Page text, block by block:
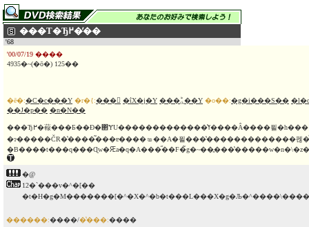
���T�Ђ߂��̓�
'68
'00/07/19 ����
4935�~(�ō�) 125��
�ē�:�C�c���Y �r�{:��� �ΐX�j�Y ���ؕۑ��Y �o��:�g�i���S��
��J�p�� �n�N��
���Ђ߂�蕔���Ƃ��Đ�΂ɎU�������������̔ߌ����Â����푈�h���}�B1944�N�A�����m�푈
�ɂ�����ČR�̔����͂���ɐ����𑝂��A�푈���̔�������������펞
�@
12�`���v�^�[��
�t�H�g�M�������[�^�X�^�b�t���L���X�g�Љ�^����\����
������:����/�̔���:����